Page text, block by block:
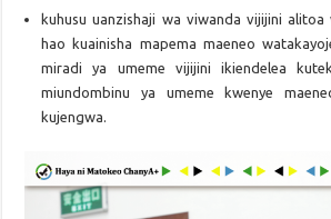
kuhusu uanzishaji wa viwanda vijijini
hao kuainisha mapema maeneo
miradi ya umeme vijijini ikiendelea
miundombinu ya umeme kwenye
kujengwa.